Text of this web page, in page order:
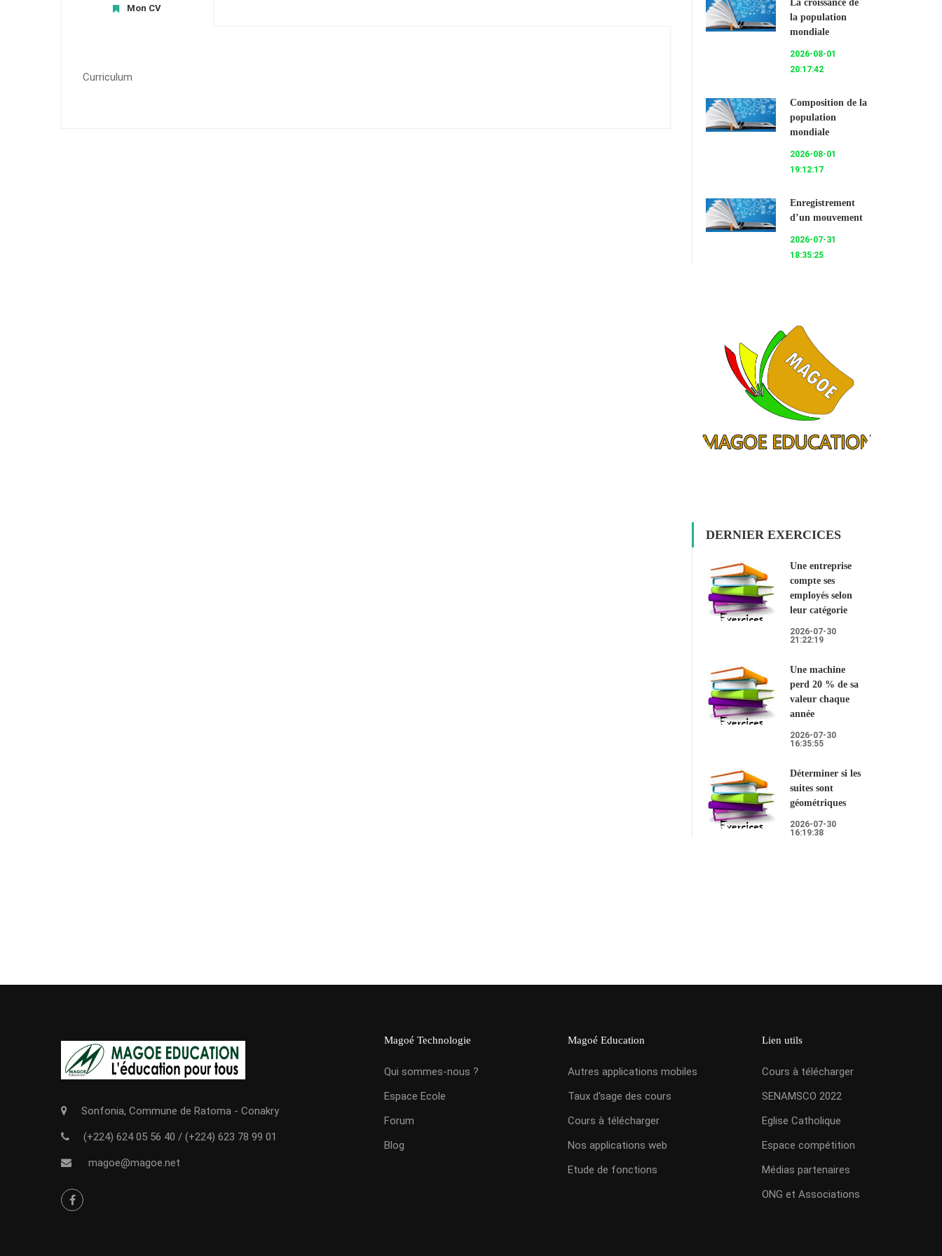
Mon CV
Curriculum
La croissance de
la population
mondiale
2026-08-01
20:17:42
Composition de la
population
mondiale
2026-08-01
19:12:17
Enregistrement
d’un mouvement
2026-07-31
18:35:25
DERNIER EXERCICES
Une entreprise
compte ses
employés selon
leur catégorie
2026-07-30
21:22:19
Une machine
perd 20 % de sa
valeur chaque
année
2026-07-30
16:35:55
Déterminer si les
suites sont
géométriques
2026-07-30
16:19:38
Sonfonia, Commune de Ratoma - Conakry
(+224) 624 05 56 40 / (+224) 623 78 99 01
magoe@magoe.net
Magoé Technologie
Qui sommes-nous ?
Espace Ecole
Forum
Blog
Magoé Education
Autres applications mobiles
Taux d'sage des cours
Cours à télécharger
Nos applications web
Etude de fonctions
Lien utils
Cours à télécharger
SENAMSCO 2022
Eglise Catholique
Espace compétition
Médias partenaires
ONG et Associations